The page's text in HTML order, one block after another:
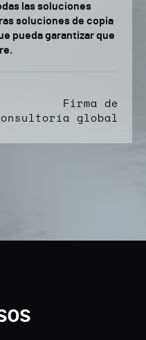
las soluciones
soluciones de copia
pueda garantizar que
Firma de
global